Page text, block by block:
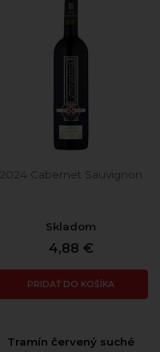
2024 Cabernet Sauvignon
Skladom
4,88 €
PRIDAŤ DO KOŠÍKA
Tramín červený suché